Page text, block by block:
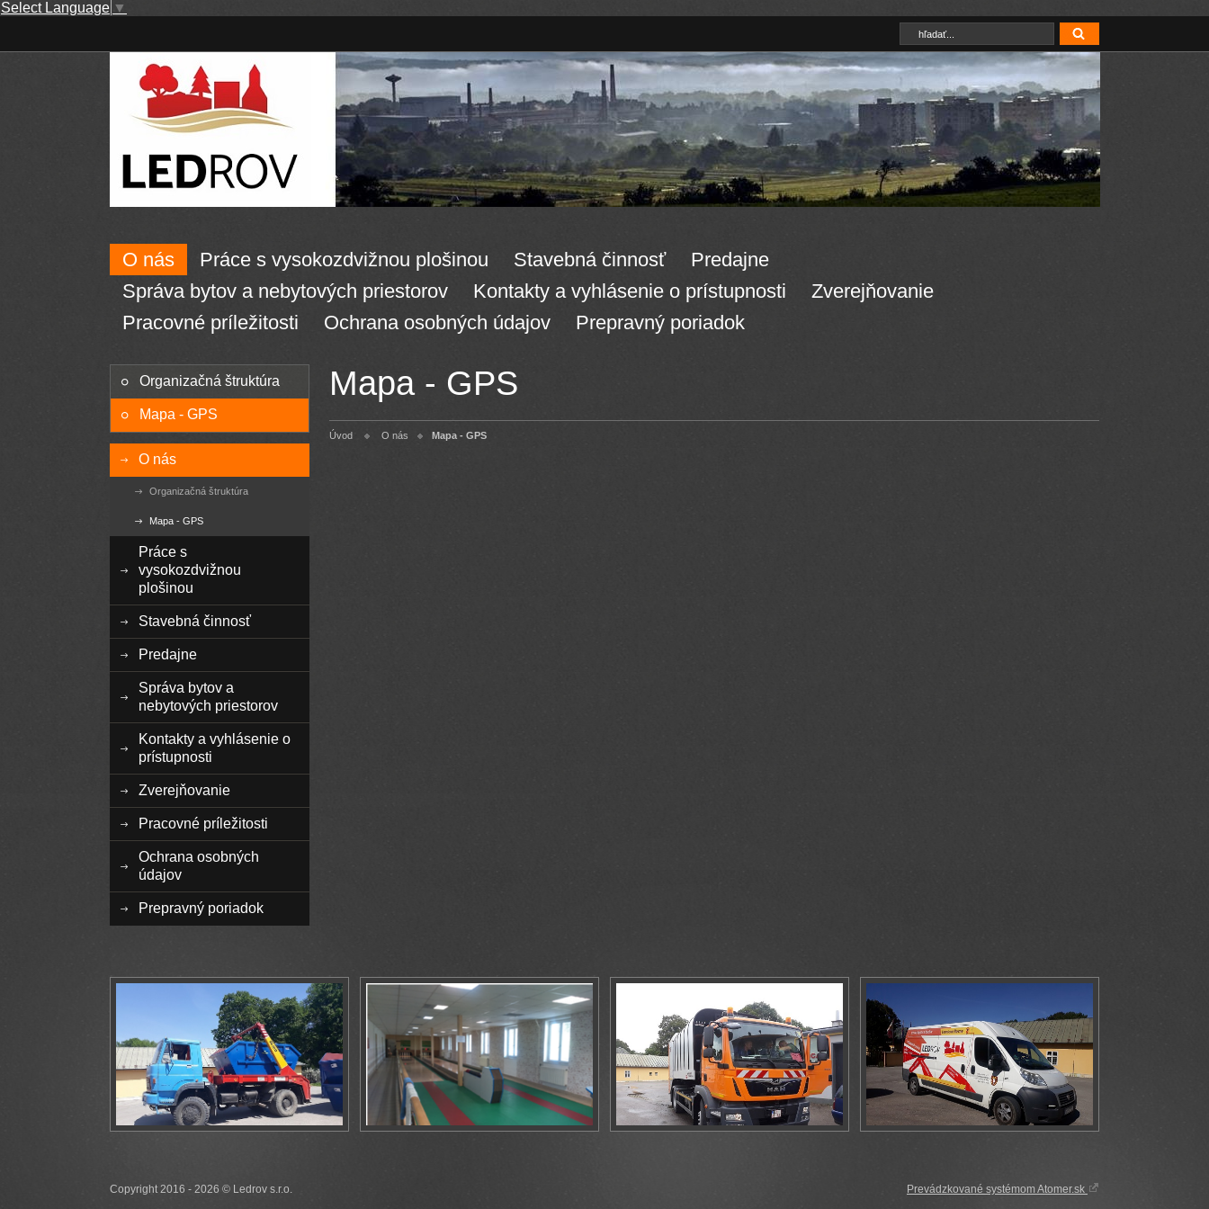
Select Language ▼
O nás Práce s vysokozdvižnou plošinou Stavebná činnosť
Predajne
Správa bytov a nebytových priestorov
Kontakty a vyhlásenie o prístupnosti
Zverejňovanie
Pracovné príležitosti
Ochrana osobných údajov Prepravný poriadok
Organizačná štruktúra
Mapa - GPS
O nás
Organizačná štruktúra
Mapa - GPS
Práce s
vysokozdvižnou
plošinou
Stavebná činnosť
Predajne
Správa bytov a
nebytových priestorov
Kontakty a vyhlásenie o
prístupnosti
Zverejňovanie
Pracovné príležitosti
Ochrana osobných
údajov
Prepravný poriadok
Mapa - GPS
Úvod O nás Mapa - GPS
Copyright 2016 - 2026 © Ledrov s.r.o. Prevádzkované systémom Atomer.sk